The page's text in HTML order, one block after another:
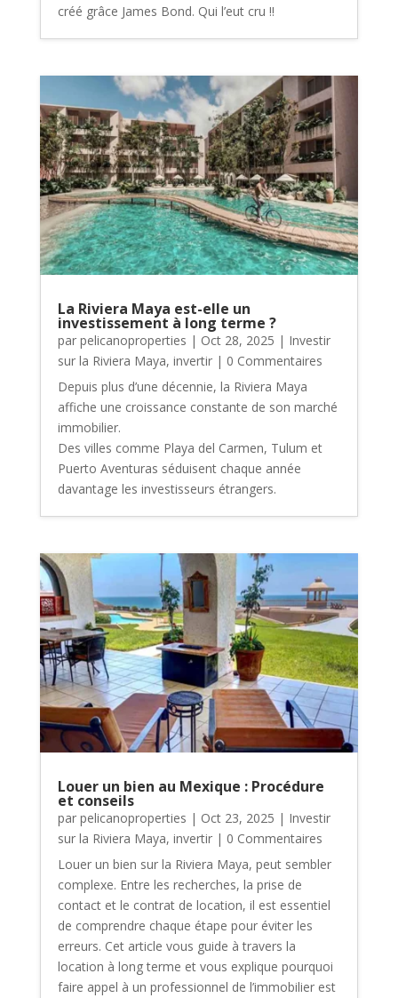
créé grâce James Bond. Qui l’eut cru !!
La Riviera Maya est-elle un
investissement à long terme ?
par pelicanoproperties | Oct 28, 2025 | Investir
sur la Riviera Maya, invertir| 0 Commentaires
Depuis plus d’une décennie, la Riviera Maya
affiche une croissance constante de son marché
immobilier.
Des villes comme Playa del Carmen, Tulum et
Puerto Aventuras séduisent chaque année
davantage les investisseurs étrangers.
Louer un bien au Mexique : Procédure
et conseils
par pelicanoproperties | Oct 23, 2025 | Investir
sur la Riviera Maya, invertir| 0 Commentaires
Louer un bien sur la Riviera Maya, peut sembler
complexe. Entre les recherches, la prise de
contact et le contrat de location, il est essentiel
de comprendre chaque étape pour éviter les
erreurs. Cet article vous guide à travers la
location à long terme et vous explique pourquoi
faire appel à un professionnel de l’immobilier est